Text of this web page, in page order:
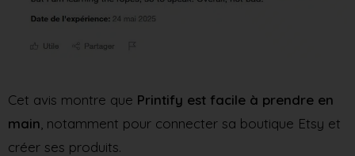
Cet avis montre que Printify est facile à prendre en
main , notamment pour connecter sa boutique Etsy et
créer ses produits.